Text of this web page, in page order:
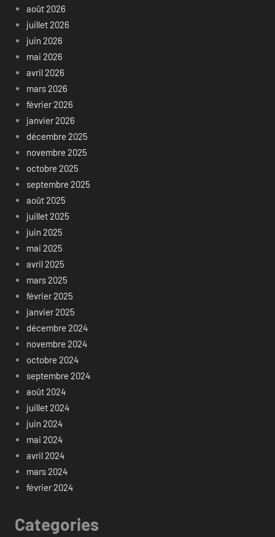
août 2026
juillet 2026
juin 2026
mai 2026
avril 2026
mars 2026
février 2026
janvier 2026
décembre 2025
novembre 2025
octobre 2025
septembre 2025
août 2025
juillet 2025
juin 2025
mai 2025
avril 2025
mars 2025
février 2025
janvier 2025
décembre 2024
novembre 2024
octobre 2024
septembre 2024
août 2024
juillet 2024
juin 2024
mai 2024
avril 2024
mars 2024
février 2024
Categories